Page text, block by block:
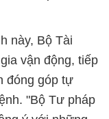
này, Bộ Tài
vận động, tiếp
đóng góp tự
"Bộ Tư pháp